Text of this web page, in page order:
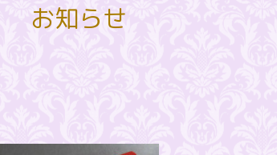
お知らせ